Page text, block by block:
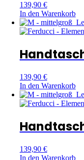
139,90 €
In den Warenkorb
139,90 €
In den Warenkorb
139,90 €
In den Warenkorb